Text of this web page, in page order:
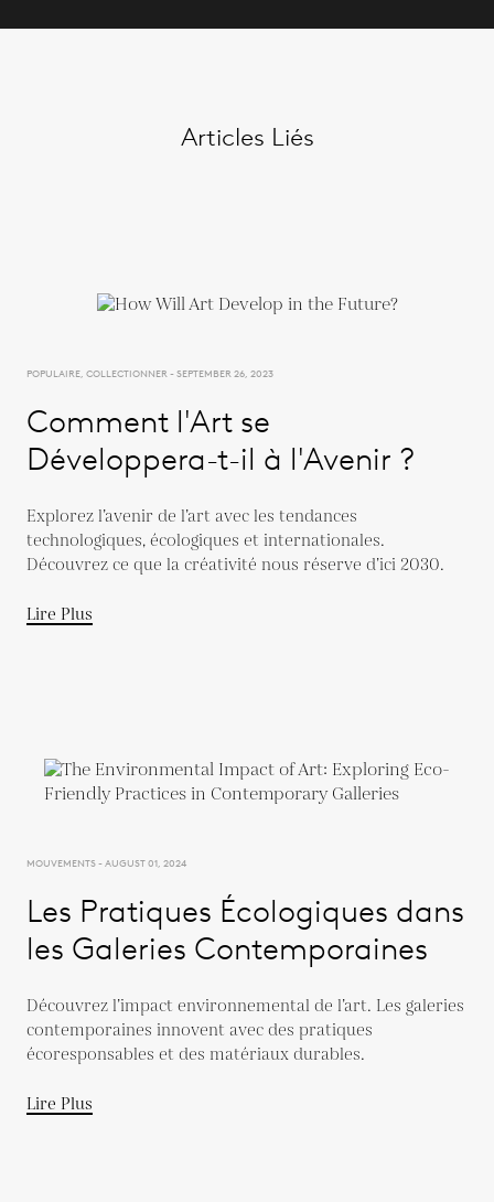
Articles Liés
POPULAIRE, COLLECTIONNER - SEPTEMBER 26, 2023
Comment l'Art se
Développera-t-il à l'Avenir ?
Explorez l’avenir de l’art avec les tendances
technologiques, écologiques et internationales.
Découvrez ce que la créativité nous réserve d’ici 2030.
Lire Plus
MOUVEMENTS - AUGUST 01, 2024
Les Pratiques Écologiques dans
les Galeries Contemporaines
Découvrez l’impact environnemental de l’art. Les galeries
contemporaines innovent avec des pratiques
écoresponsables et des matériaux durables.
Lire Plus